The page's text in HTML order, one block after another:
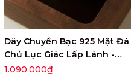
Dây Chuyền Bạc 925 Mặt Đá
Chủ Lục Giác Lấp Lánh -
VCN507
1.090.000₫